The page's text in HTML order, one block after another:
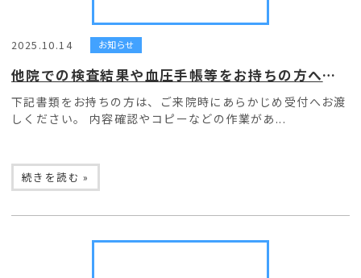
2025.10.14 お知らせ
他院での検査結果や血圧手帳等をお持ちの方へのお願い
下記書類をお持ちの方は、ご来院時にあらかじめ受付へお渡
しください。 内容確認やコピーなどの作業があ...
続きを読む »